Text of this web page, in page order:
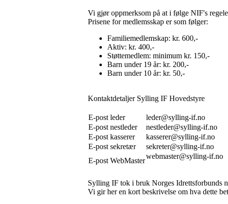
Vi gjør oppmerksom på at i følge NIF's
Prisene for medlemsskap er som følger:
Familiemedlemskap: kr. 600,-
Aktiv: kr. 400,-
Støttemedlem: minimum kr. 150,-
Barn under 19 år: kr. 200,-
Barn under 10 år: kr. 50,-
Kontaktdetaljer Sylling IF Hovedstyre
E-post leder
leder@sylling-if.no
E-post nestleder
nestleder@sylling-if.no
E-post kasserer
kasserer@sylling-if.no
E-post sekretær
sekreter@sylling-if.no
E-post WebMaster
webmaster@sylling-if.no
Sylling IF tok i bruk Norges Idrettsforbunds
Vi gir her en kort beskrivelse om hva dette